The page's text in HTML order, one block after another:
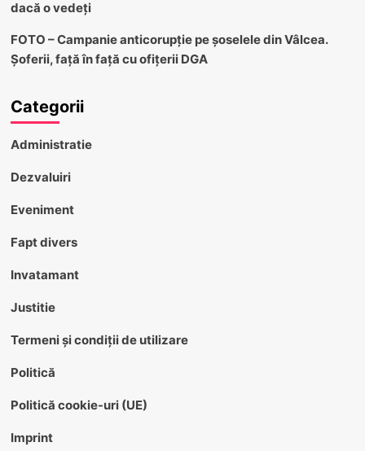
dacă o vedeți
FOTO – Campanie anticorupție pe șoselele din Vâlcea.
Șoferii, față în față cu ofițerii DGA
Categorii
Administratie
Dezvaluiri
Eveniment
Fapt divers
Invatamant
Justitie
Termeni și condiții de utilizare
Politică
Politică cookie-uri (UE)
Imprint